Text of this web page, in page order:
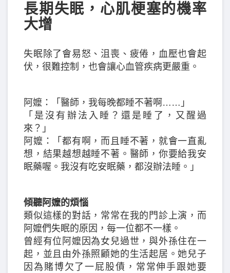
長期失眠，心肌梗塞的機率
大增
失眠除了會易怒、沮喪、疲倦，血壓也會起
伏，很難控制，也會讓心血管疾病更嚴重。
阿嬤：「醫師，我每晚都睡不著啊……」
「是沒有辦法入睡？還是睡了，又醒過
來？」
阿嬤：「都有啊，而且睡不著，就會一直亂
想，結果越想越睡不著。醫師，你要給我安
眠藥喔。我沒有吃安眠藥，都沒辦法睡。」
傾聽阿嬤的煩惱
類似這樣的對話，常常在我的門診上演，而
阿嬤們失眠的原因，每一位都不一樣。
曾經有位阿嬤因為女兒過世，與外孫住在一
起，並且由外孫照顧她的生活起居。她兒子
因為賭博欠了一屁股債，常常伸手跟她要